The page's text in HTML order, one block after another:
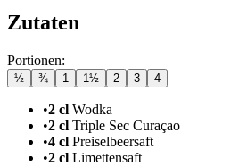
Zutaten
Portionen:
½ ¾ 1 1½ 2 3 4
•2 cl Wodka
•2 cl Triple Sec Curaçao
•4 cl Preiselbeersaft
•2 cl Limettensaft